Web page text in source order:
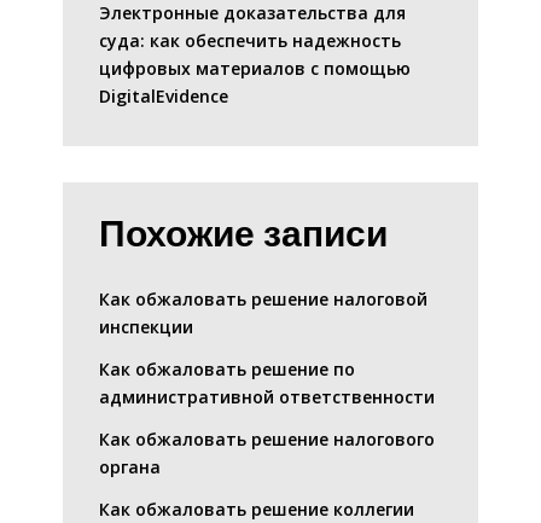
Электронные доказательства для
суда: как обеспечить надежность
цифровых материалов с помощью
DigitalEvidence
Похожие записи
Как обжаловать решение налоговой
инспекции
Как обжаловать решение по
административной ответственности
Как обжаловать решение налогового
органа
Как обжаловать решение коллегии